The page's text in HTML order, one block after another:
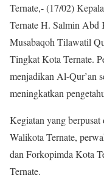
Ternate,- (17/02)
Ternate H. Salmin Abd
Musabaqoh Tilawatil
Tingkat Kota Ternate.
menjadikan Al-Qur’an
meningkatkan
Kegiatan yang
Walikota Ternate,
dan Forkopimda Kota
Ternate.